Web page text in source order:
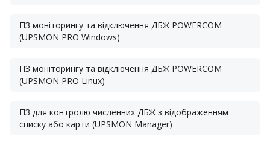
ПЗ моніторингу та відключення ДБЖ POWERCOM
(UPSMON PRO Windows)
ПЗ моніторингу та відключення ДБЖ POWERCOM
(UPSMON PRO Linux)
ПЗ для контролю численних ДБЖ з відображенням
списку або карти (UPSMON Manager)